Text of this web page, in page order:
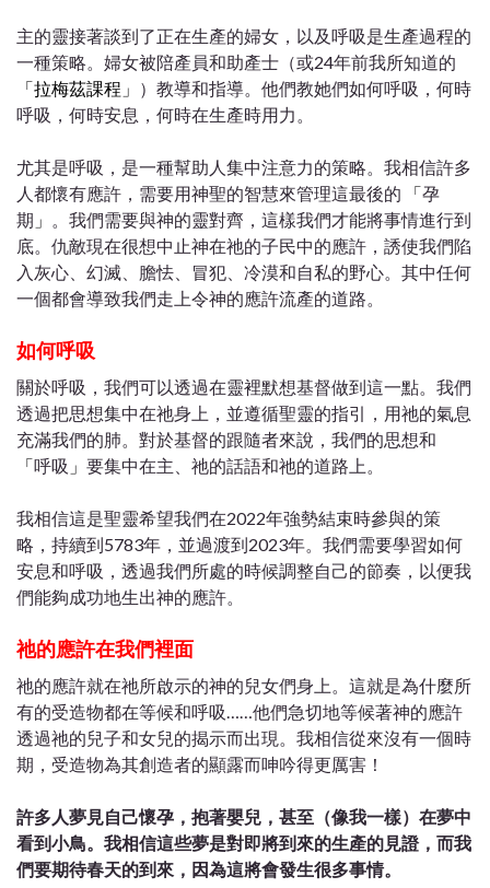
主的靈接著談到了正在生產的婦女，以及呼吸是生產過程的
一種策略。婦女被陪產員和助產士（或24年前我所知道的
「拉梅茲課程」 ）教導和指導。他們教她們如何呼吸，何時
呼吸，何時安息，何時在生產時用力。
尤其是呼吸，是一種幫助人集中注意力的策略。我相信許多
人都懷有應許，需要用神聖的智慧來管理這最後的
「孕
期 」
。我們需要與神的靈對齊，這樣我們才能將事情進行到
底。仇敵現在很想中止神在祂的子民中的應許，誘使我們陷
入灰心、幻滅、膽怯、冒犯、冷漠和自私的野心。其中任何
一個都會導致我們走上令神的應許流產的道路。
如何呼吸
關於呼吸，我們可以透過在靈裡默想基督做到這一點。我們
透過把思想集中在祂身上，並遵循聖靈的指引，用祂的氣息
充滿我們的肺。對於基督的跟隨者來說，我們的思想和
「呼吸 」 要集中在主、祂的話語和祂的道路上。
我相信這是聖靈希望我們在2022年強勢結束時參與的策
略，持續到5783年，並過渡到2023年。我們需要學習如何
安息和呼吸，透過我們所處的時候調整自己的節奏，以便我
們能夠成功地生出神的應許。
祂的應許在我們裡面
祂的應許就在祂所啟示的神的兒女們身上。這就是為什麼所
有的受造物都在等候和呼吸……他們急切地等候著神的應許
透過祂的兒子和女兒的揭示而出現。我相信從來沒有一個時
期，受造物為其創造者的顯露而呻吟得更厲害！
許多人夢見自己懷孕，抱著嬰兒，甚至（像我一樣）在夢中
看到小鳥。我相信這些夢是對即將到來的生產的見證，而我
們要期待春天的到來，因為這將會發生很多事情。